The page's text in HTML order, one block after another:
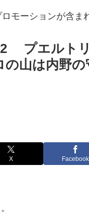
モーションが含ま
プエルト
の山は内野の
X Facebook